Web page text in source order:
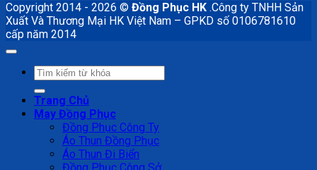
Copyright 2014 - 2026 © Đồng Phục HK .Công ty TNHH Sản
Xuất Và Thương Mại HK Việt Nam – GPKD số 0106781610
cấp năm 2014
Tìm
Trang Chủ
May Đồng Phục
Đồng Phục Công Ty
Áo Thun Đồng Phục
Áo Thun Đi Biển